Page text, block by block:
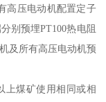
高压电动机配置定子
别预埋PT100热电阻
及所有高压电动机预
上煤矿使用相同或相